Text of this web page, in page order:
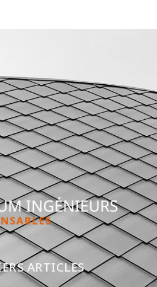
ARTICLES